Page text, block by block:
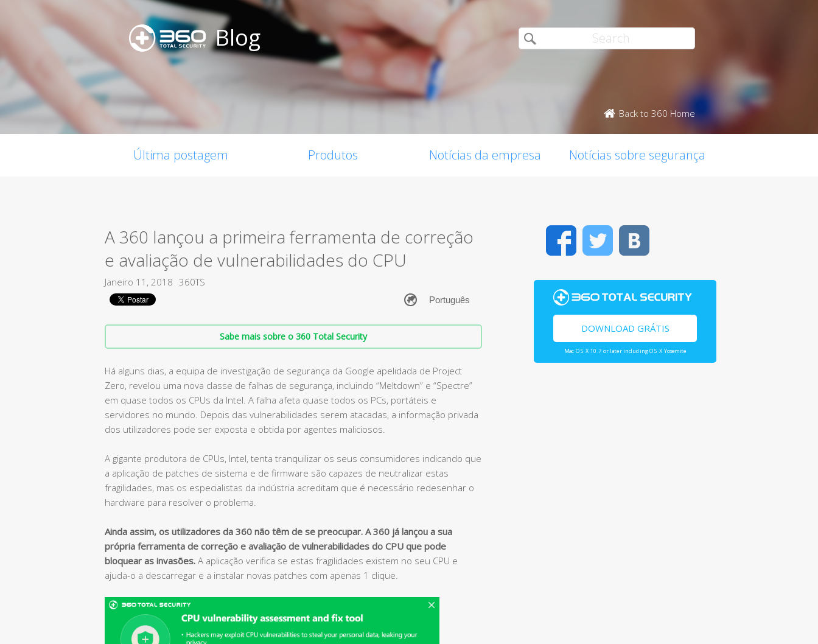
Blog
Back to 360 Home
Última postagem Produtos Notícias da empresa Notícias sobre segurança
A 360 lançou a primeira ferramenta de correção
e avaliação de vulnerabilidades do CPU
Janeiro 11, 2018 360TS
Sabe mais sobre o 360 Total Security
Há alguns dias, a equipa de investigação de segurança da Google apelidada de Project
Zero, revelou uma nova classe de falhas de segurança, incluindo “Meltdown” e “Spectre”
em quase todos os CPUs da Intel. A falha afeta quase todos os PCs, portáteis e
servidores no mundo. Depois das vulnerabilidades serem atacadas, a informação privada
dos utilizadores pode ser exposta e obtida por agentes maliciosos.
A gigante produtora de CPUs, Intel, tenta tranquilizar os seus consumidores indicando que
a aplicação de patches de sistema e de firmware são capazes de neutralizar estas
fragilidades, mas os especialistas da indústria acreditam que é necessário redesenhar o
hardware para resolver o problema.
Ainda assim, os utilizadores da 360 não têm de se preocupar. A 360 já lançou a sua
própria ferramenta de correção e avaliação de vulnerabilidades do CPU que pode
bloquear as invasões. A aplicação verifica se estas fragilidades existem no seu CPU e
ajuda-o a descarregar e a instalar novas patches com apenas 1 clique.
FacebookTwitter
DOWNLOAD GRÁTIS
Mac OS X 10.7 or later including OS X Yosemite